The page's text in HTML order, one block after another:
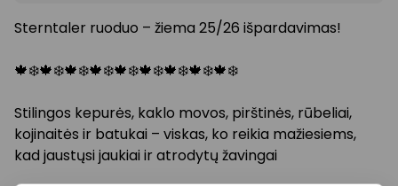
Sterntaler ruoduo – žiema 25/26 išpardavimas!
🍁❄️🍁❄️🍁❄️🍁❄️🍁❄️🍁❄️🍁❄️🍁❄️🍁❄️
Stilingos kepurės, kaklo movos, pirštinės, rūbeliai,
kojinaitės ir batukai – viskas, ko reikia mažiesiems,
kad jaustųsi jaukiai ir atrodytų žavingai